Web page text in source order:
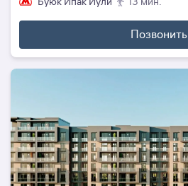
Позвонить